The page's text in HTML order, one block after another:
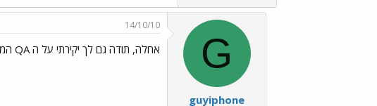
G
guyiphone
14/10/10
אחלה, תודה גם לך יקירתי על ה QA המשובח